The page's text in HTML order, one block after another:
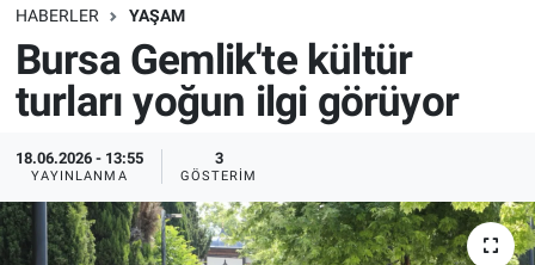
HABERLER YAŞAM
Bursa Gemlik'te kültür
turları yoğun ilgi görüyor
18.06.2026 - 13:55
YAYINLANMA
3
GÖSTERIM
Tüm Haberler
İletişim
Künye
Süper Lig Puan Durumu ve Fikstür
Tüm Manşetler
Son Dakika Haberleri